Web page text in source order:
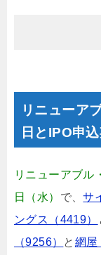
リニューア
日とIPO申
リニューアブル
日（水） で、サ
ングス（4419）
（9256） と 網屋